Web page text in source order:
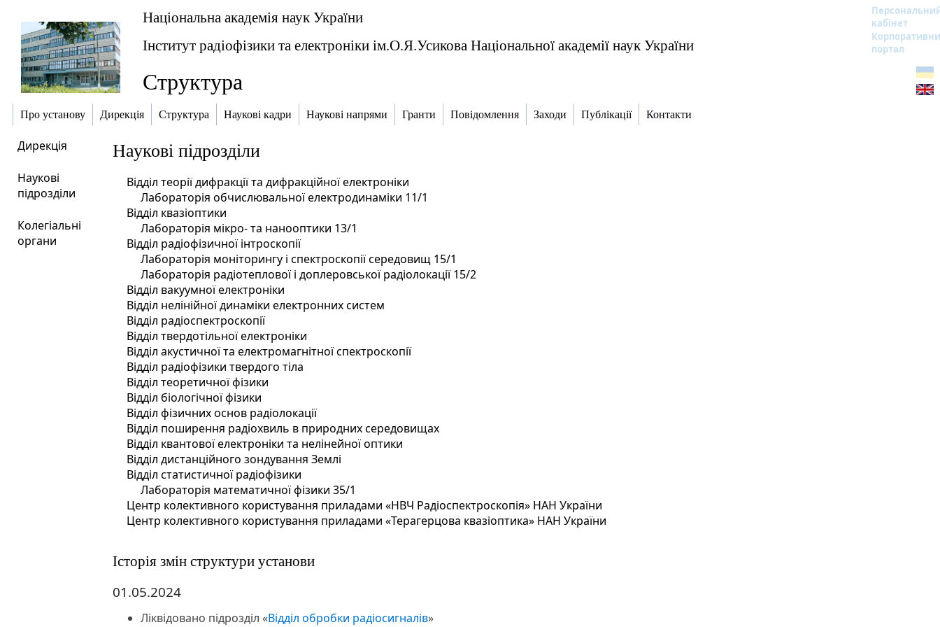
Національна академія наук України
кабінет
портал
Інститут радіофізики та електроніки ім.О.Я.Усикова Національної академії наук України
Структура
Про установу Дирекція Структура Наукові кадри Наукові напрями Гранти Повідомлення Заходи Публікації Контакти
Дирекція
Наукові
підрозділи
Колегіальні
органи
Наукові підрозділи
Відділ теорії дифракції та дифракційної електроніки
Лабораторія обчислювальної електродинаміки 11/1
Відділ квазіоптики
Лабораторія мікро- та нанооптики 13/1
Відділ радіофізичної інтроскопії
Лабораторія моніторингу і спектроскопії середовищ 15/1
Лабораторія радіотеплової і доплеровської радіолокації 15/2
Відділ вакуумної електроніки
Відділ нелінійної динаміки електронних систем
Відділ радіоспектроскопії
Відділ твердотільної електроніки
Відділ акустичної та електромагнітної спектроскопії
Відділ радіофізики твердого тіла
Відділ теоретичної фізики
Відділ біологічної фізики
Відділ фізичних основ радіолокації
Відділ поширення радіохвиль в природних середовищах
Відділ квантової електроніки та нелінейної оптики
Відділ дистанційного зондування Землі
Відділ статистичної радіофізики
Лабораторія математичної фізики 35/1
Центр колективного користування приладами «НВЧ Радіоспектроскопія» НАН України
Центр колективного користування приладами «Терагерцова квазіоптика» НАН України
Історія змін структури установи
01.05.2024
Ліквідовано підрозділ «Відділ обробки радіосигналів»